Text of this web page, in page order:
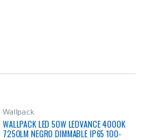
Wallpack
WALLPACK LED 50W LEDVANCE 4000K
7250LM NEGRO DIMMABLE IP65 100-